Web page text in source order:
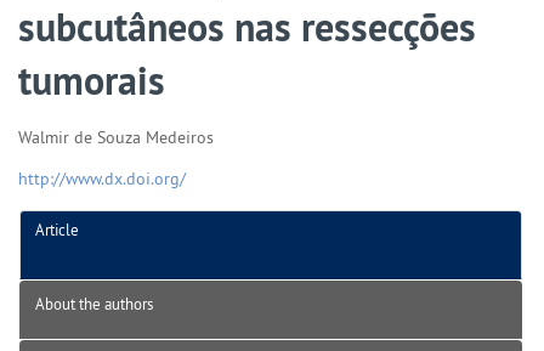
subcutâneos nas ressecções
tumorais
Walmir de Souza Medeiros
http://www.dx.doi.org/
Article
About the authors